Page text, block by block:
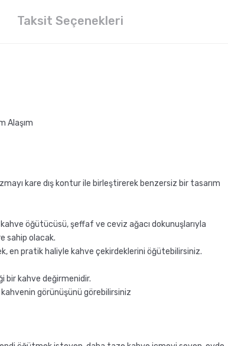
Taksit Seçenekleri
Alaşım
kare dış kontur ile birleştirerek benzersiz bir tasarım
öğütücüsü, şeffaf ve ceviz ağacı dokunuşlarıyla
sahip olacak.
en pratik haliyle kahve çekirdeklerini öğütebilirsiniz.
bir kahve değirmenidir.
görünüşünü görebilirsiniz